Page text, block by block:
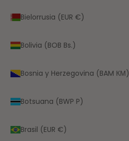
Bielorrusia (EUR €)
Bolivia (BOB Bs.)
Bosnia y Herzegovina (BAM КМ)
Botsuana (BWP P)
Brasil (EUR €)